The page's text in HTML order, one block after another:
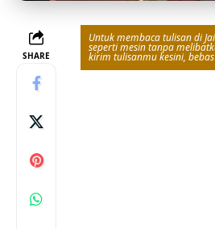
SHARE
Untuk membaca tulisan di
seperti mesin tanpa
kirim tulisanmu kesini,